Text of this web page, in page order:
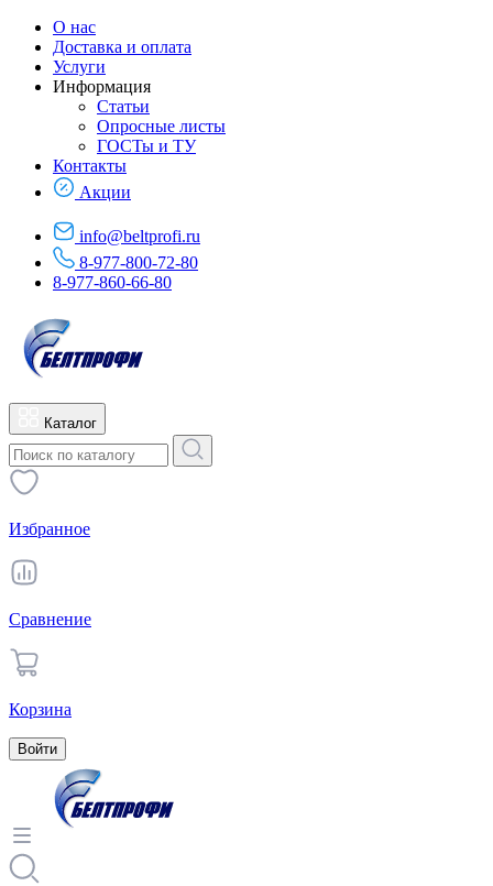
О нас
Доставка и оплата
Услуги
Информация
Статьи
Опросные листы
ГОСТы и ТУ
Контакты
Акции
info@beltprofi.ru
8-977-800-72-80
8-977-860-66-80
Каталог
Избранное
Сравнение
Корзина
Войти